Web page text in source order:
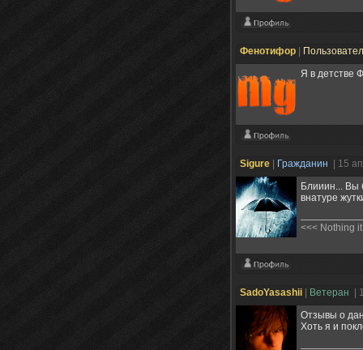
Фенотифор
Я в детстве
Sigure Гражданин
| 15
Блииин... Вы
внатуре
<<< Nothing
SadoYasashii Ветеран
|
Отзывы о
Хоть я и